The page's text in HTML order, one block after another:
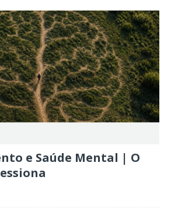
e Saúde Mental | O